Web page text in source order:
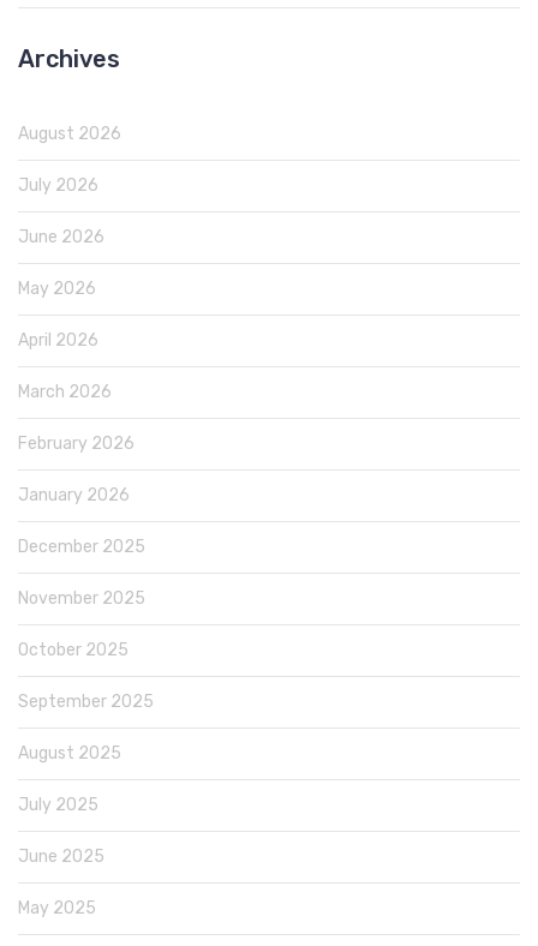
Archives
August 2026
July 2026
June 2026
May 2026
April 2026
March 2026
February 2026
January 2026
December 2025
November 2025
October 2025
September 2025
August 2025
July 2025
June 2025
May 2025